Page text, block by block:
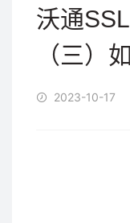
沃通
（三）
2023-10-17